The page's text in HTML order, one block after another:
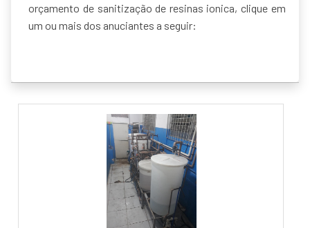
orçamento de sanitização de resinas ionica, clique em
um ou mais dos anuciantes a seguir: